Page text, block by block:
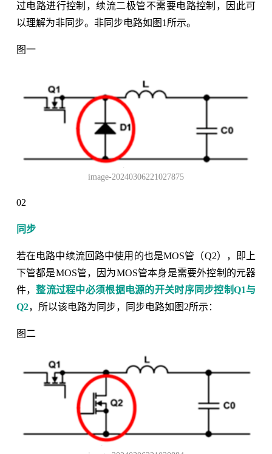
过电路进行控制，续流二极管不需要电路控制，因此可
以理解为非同步。非同步电路如图1所示。
图一
image-20240306221027875
02
同步
若在电路中续流回路中使用的也是MOS管（Q2），即上
下管都是MOS管，因为MOS管本身是需要外控制的元器
件，整流过程中必须根据电源的开关时序同步控制Q1与
Q2，所以该电路为同步，同步电路如图2所示：
图二